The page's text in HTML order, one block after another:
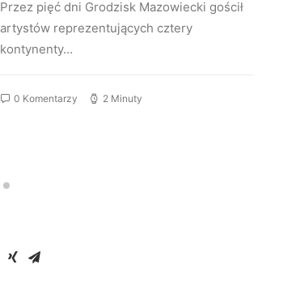
Przez pięć dni Grodzisk Mazowiecki gościł
artystów reprezentujących cztery
kontynenty…
0 Komentarzy 2 Minuty